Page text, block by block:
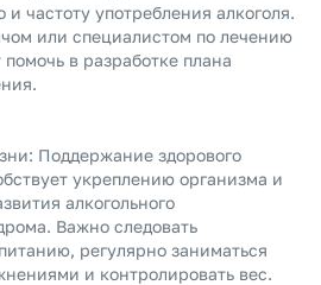
и частоту употребления алкоголя.
или специалистом по лечению
в разработке плана
Поддержание здорового
укреплению организма и
алкогольного
Важно следовать
регулярно заниматься
и контролировать вес.